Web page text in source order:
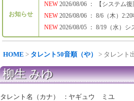
お知らせ
NEW
NEW
NEW
2026/08/06 ： 【システム
2026/08/06 ： 8/6（木）
2026/08/05 ： 8/19（水）
HOME > タレント50音順（や） > タレント
柳生 みゆ
タレント名（カナ） ： ヤギュウ ミユ